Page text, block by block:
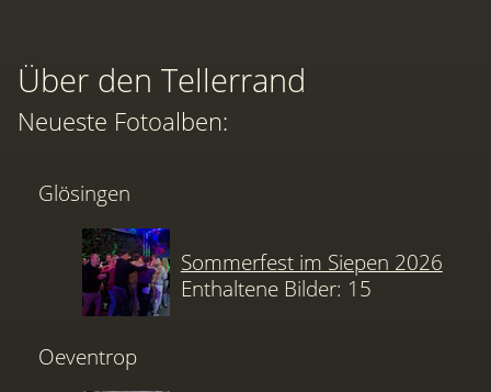
Über den Tellerrand
Neueste Fotoalben:
Glösingen
Sommerfest im Siepen 2026
Enthaltene Bilder: 15
Oeventrop